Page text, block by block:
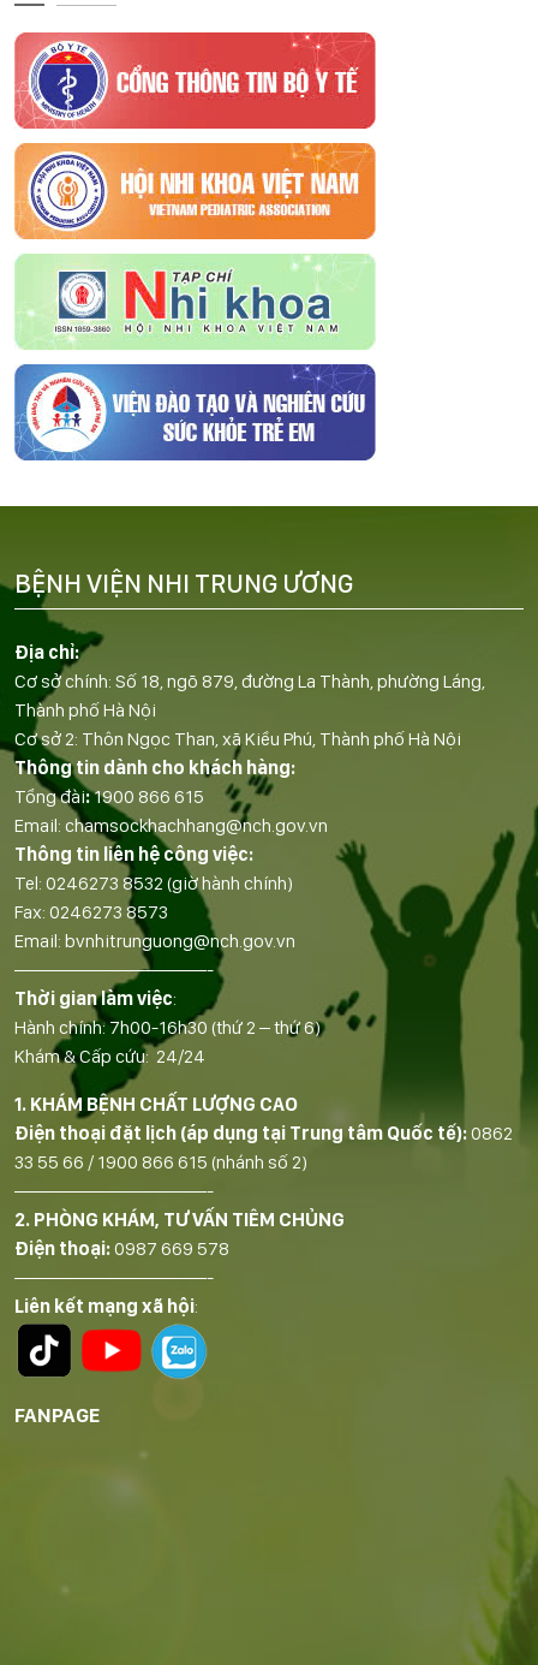
Địa chỉ:
Cơ sở chính: Số 18, ngõ 879, đường La Thành, phường Láng,
Thành phố Hà Nội
Cơ sở 2: Thôn Ngọc Than, xã Kiều Phú, Thành phố Hà Nội
Thông tin dành cho khách hàng:
Tổng đài:1900 866 615
Email: chamsockhachhang@nch.gov.vn
Thông tin liên hệ công việc:
Tel: 0246273 8532 (giờ hành chính)
Fax: 0246273 8573
Email: bvnhitrunguong@nch.gov.vn
——————————-
Thời gian làm việc:
Hành chính: 7h00-16h30 (thứ 2 – thứ 6)
Khám & Cấp cứu: 24/24
1. KHÁM BỆNH CHẤT LƯỢNG CAO
Điện thoại đặt lịch (áp dụng tại Trung tâm Quốc tế):0862
33 55 66 / 1900 866 615 (nhánh số 2)
——————————-
2. PHÒNG KHÁM, TƯ VẤN TIÊM CHỦNG
Điện thoại:0987 669 578
——————————-
Liên kết mạng xã hội:
FANPAGE
BỆNH VIỆN NHI TRUNG ƯƠNG